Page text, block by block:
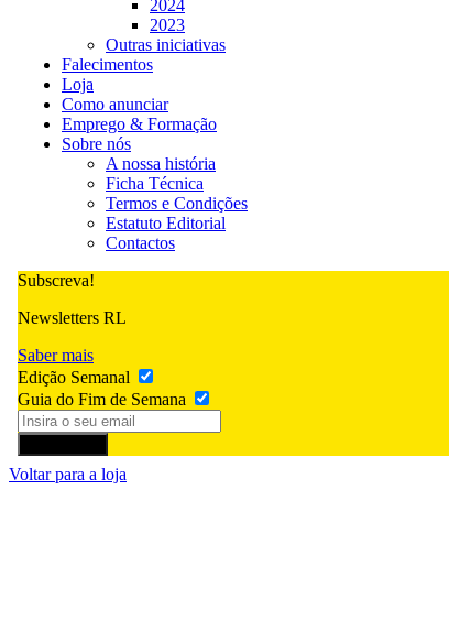
2024
2023
Outras iniciativas
Falecimentos
Loja
Como anunciar
Emprego & Formação
Sobre nós
A nossa história
Ficha Técnica
Termos e Condições
Estatuto Editorial
Contactos
Subscreva!
Newsletters RL
Saber mais
Edição Semanal
Guia do Fim de Semana
Voltar para a loja